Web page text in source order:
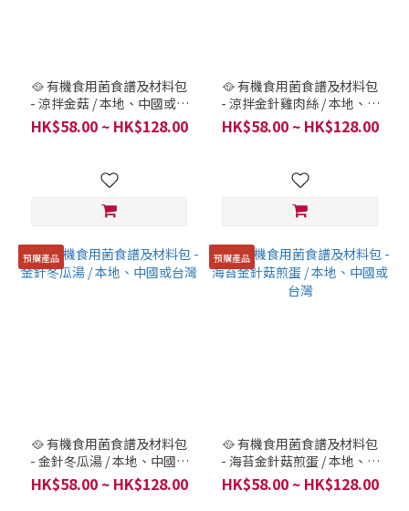
🥘 有機食用菌食譜及材料包
- 涼拌金菇 / 本地、中國或台
灣
HK$58.00 ~ HK$128.00
🥘 有機食用菌食譜及材料包
- 涼拌金針雞肉絲 / 本地、中
國或台灣
HK$58.00 ~ HK$128.00
預購產品
🥘 有機食用菌食譜及材料包
- 金針冬瓜湯 / 本地、中國或
台灣
HK$58.00 ~ HK$128.00
預購產品
🥘 有機食用菌食譜及材料包
- 海苔金針菇煎蛋 / 本地、中
國或台灣
HK$58.00 ~ HK$128.00